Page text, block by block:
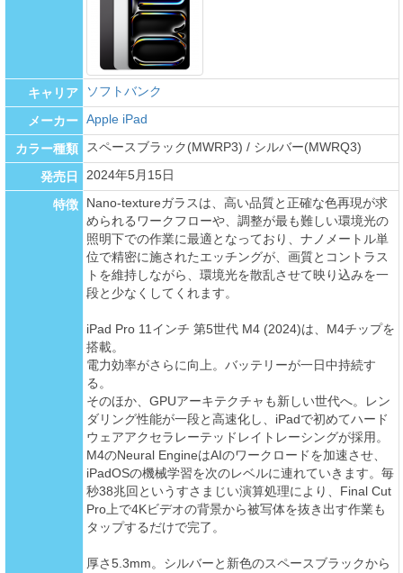
キャリア ソフトバンク
メーカー Apple iPad
カラー種類 スペースブラック(MWRP3) / シルバー(MWRQ3)
発売日 2024年5月15日
特徴
Nano-textureガラスは、高い品質と正確な色再現が求
められるワークフローや、調整が最も難しい環境光の
照明下での作業に最適となっており、ナノメートル単
位で精密に施されたエッチングが、画質とコントラス
トを維持しながら、環境光を散乱させて映り込みを一
段と少なくしてくれます。
iPad Pro 11インチ 第5世代 M4 (2024)は、M4チップを
搭載。
電力効率がさらに向上。バッテリーが一日中持続す
る。
そのほか、GPUアーキテクチャも新しい世代へ。レン
ダリング性能が一段と高速化し、iPadで初めてハード
ウェアアクセラレーテッドレイトレーシングが採用。
M4のNeural EngineはAIのワークロードを加速させ、
iPadOSの機械学習を次のレベルに連れていきます。毎
秒38兆回というすさまじい演算処理により、Final Cut
Pro上で4Kビデオの背景から被写体を抜き出す作業も
タップするだけで完了。
厚さ5.3mm。シルバーと新色のスペースブラックから